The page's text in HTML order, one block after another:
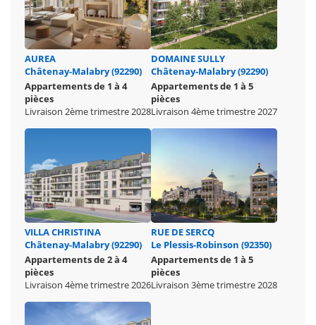
AUREA
Châtenay-Malabry (92290)
Appartements de 1 à 4
pièces
Livraison 2ème trimestre 2028
DOMAINE SULLY
Châtenay-Malabry (92290)
Appartements de 1 à 5
pièces
Livraison 4ème trimestre 2027
VILLA CHRISTINA
Châtenay-Malabry (92290)
Appartements de 2 à 4
pièces
Livraison 4ème trimestre 2026
RUE DE SERCQ
Le Plessis-Robinson (92350)
Appartements de 1 à 5
pièces
Livraison 3ème trimestre 2028